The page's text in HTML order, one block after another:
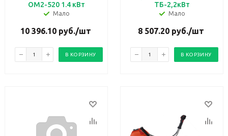
OM2-520 1.4 кВт
Мало
10 396.10руб./шт
В КОРЗИНУ
ТБ-2,2кВт
Мало
8 507.20 руб./шт
В КОРЗИНУ